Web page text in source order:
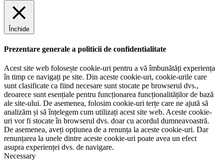
Închide
Prezentare generale a politicii de confidentialitate
Acest site web folosește cookie-uri pentru a vă îmbunătăți experiența
în timp ce navigați pe site. Din aceste cookie-uri, cookie-urile care
sunt clasificate ca fiind necesare sunt stocate pe browserul dvs.,
deoarece sunt esențiale pentru funcționarea funcționalităților de bază
ale site-ului. De asemenea, folosim cookie-uri terțe care ne ajută să
analizăm și să înțelegem cum utilizați acest site web. Aceste cookie-
uri vor fi stocate în browserul dvs. doar cu acordul dumneavoastră.
De asemenea, aveți opțiunea de a renunța la aceste cookie-uri. Dar
renunțarea la unele dintre aceste cookie-uri poate avea un efect
asupra experienței dvs. de navigare.
Necessary